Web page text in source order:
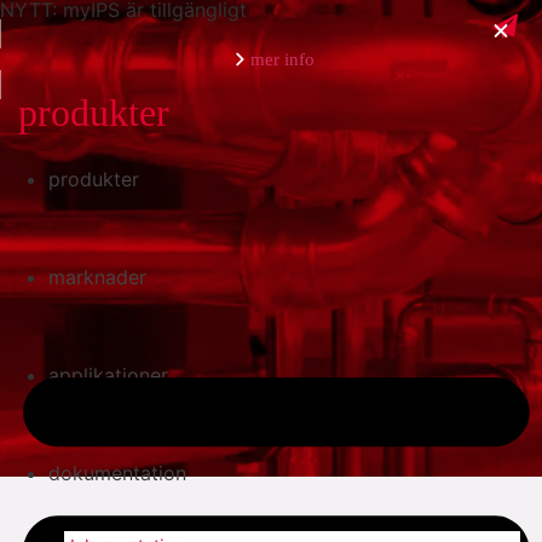
NYTT: myIPS är tillgängligt
mer info
stäng
produkter
marknader
applikationer
dokumentation
produkter